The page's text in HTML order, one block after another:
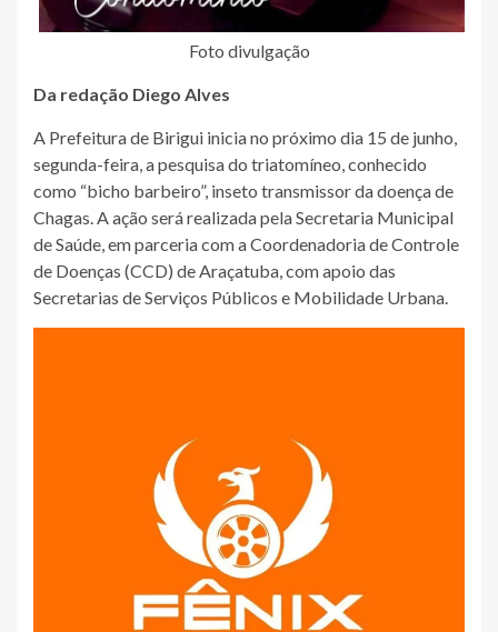
Foto divulgação
Da redação Diego Alves
A Prefeitura de Birigui inicia no próximo dia 15 de junho,
segunda-feira, a pesquisa do triatomíneo, conhecido
como “bicho barbeiro”, inseto transmissor da doença de
Chagas. A ação será realizada pela Secretaria Municipal
de Saúde, em parceria com a Coordenadoria de Controle
de Doenças (CCD) de Araçatuba, com apoio das
Secretarias de Serviços Públicos e Mobilidade Urbana.